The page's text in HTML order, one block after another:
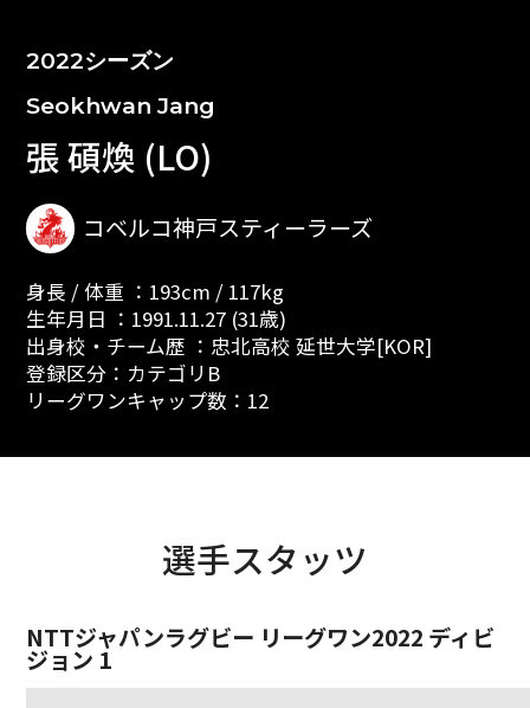
2022シーズン
Seokhwan Jang
張 碩煥 (LO)
コベルコ神戸スティーラーズ
身長 / 体重 ：193cm / 117kg
生年月日 ：1991.11.27 (31歳)
出身校・チーム歴 ：忠北高校 延世大学[KOR]
登録区分：カテゴリB
リーグワンキャップ数：12
選手スタッツ
NTTジャパンラグビー リーグワン2022 ディビ
ジョン 1